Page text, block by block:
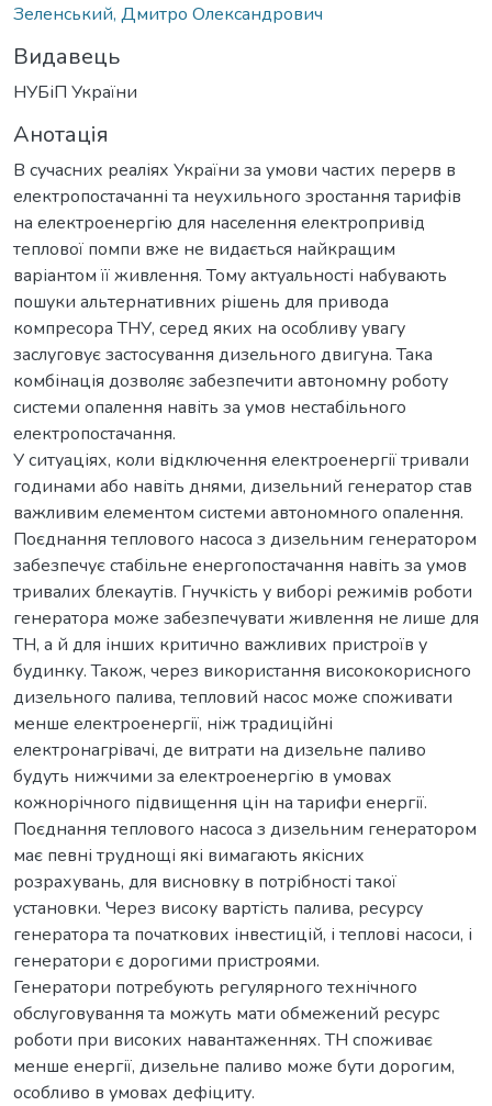
Зеленський, Дмитро Олександрович
Видавець
НУБіП України
Анотація
В сучасних реаліях України за умови частих перерв в
електропостачанні та неухильного зростання тарифів
на електроенергію для населення електропривід
теплової помпи вже не видається найкращим
варіантом її живлення. Тому актуальності набувають
пошуки альтернативних рішень для привода
компресора ТНУ, серед яких на особливу увагу
заслуговує застосування дизельного двигуна. Така
комбінація дозволяє забезпечити автономну роботу
системи опалення навіть за умов нестабільного
електропостачання.
У ситуаціях, коли відключення електроенергії тривали
годинами або навіть днями, дизельний генератор став
важливим елементом системи автономного опалення.
Поєднання теплового насоса з дизельним генератором
забезпечує стабільне енергопостачання навіть за умов
тривалих блекаутів. Гнучкість у виборі режимів роботи
генератора може забезпечувати живлення не лише для
ТН, а й для інших критично важливих пристроїв у
будинку. Також, через використання висококорисного
дизельного палива, тепловий насос може споживати
менше електроенергії, ніж традиційні
електронагрівачі, де витрати на дизельне паливо
будуть нижчими за електроенергію в умовах
кожнорічного підвищення цін на тарифи енергії.
Поєднання теплового насоса з дизельним генератором
має певні труднощі які вимагають якісних
розрахувань, для висновку в потрібності такої
установки. Через високу вартість палива, ресурсу
генератора та початкових інвестицій, і теплові насоси, і
генератори є дорогими пристроями.
Генератори потребують регулярного технічного
обслуговування та можуть мати обмежений ресурс
роботи при високих навантаженнях. ТН споживає
менше енергії, дизельне паливо може бути дорогим,
особливо в умовах дефіциту.